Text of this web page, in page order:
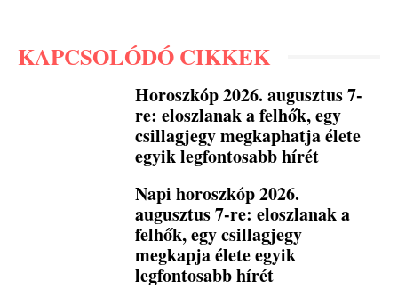
KAPCSOLÓDÓ CIKKEK
Horoszkóp 2026. augusztus 7-
re: eloszlanak a felhők, egy
csillagjegy megkaphatja élete
egyik legfontosabb hírét
Napi horoszkóp 2026.
augusztus 7-re: eloszlanak a
felhők, egy csillagjegy
megkapja élete egyik
legfontosabb hírét